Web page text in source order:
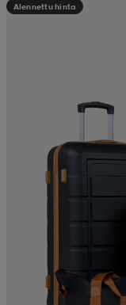
Alennettu hinta